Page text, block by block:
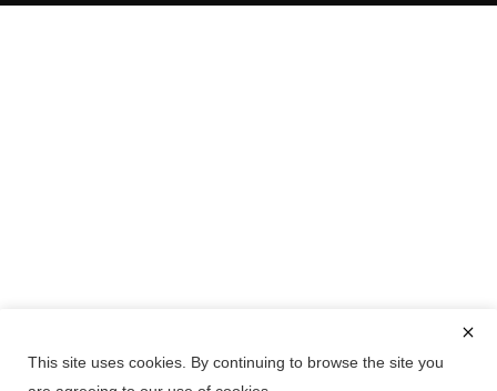
This site uses cookies. By continuing to browse the site you